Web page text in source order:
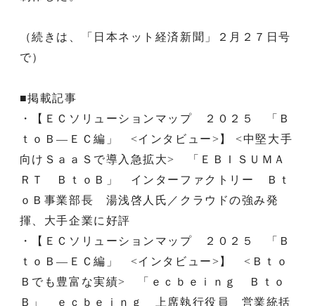
（続きは、「日本ネット経済新聞」２月２７日号
で）
■掲載記事
・【ＥＣソリューションマップ ２０２５ 「Ｂ
ｔｏＢ―ＥＣ編」 <インタビュー>】 <中堅大手
向けＳａａＳで導入急拡大> 「ＥＢＩＳＵＭＡ
ＲＴ ＢｔｏＢ」 インターファクトリー Ｂｔ
ｏＢ事業部長 湯浅啓人氏／クラウドの強み発
揮、大手企業に好評
・【ＥＣソリューションマップ ２０２５ 「Ｂ
ｔｏＢ―ＥＣ編」 <インタビュー>】 <Ｂｔｏ
Ｂでも豊富な実績> 「ｅｃｂｅｉｎｇ Ｂｔｏ
Ｂ」 ｅｃｂｅｉｎｇ 上席執行役員 営業統括